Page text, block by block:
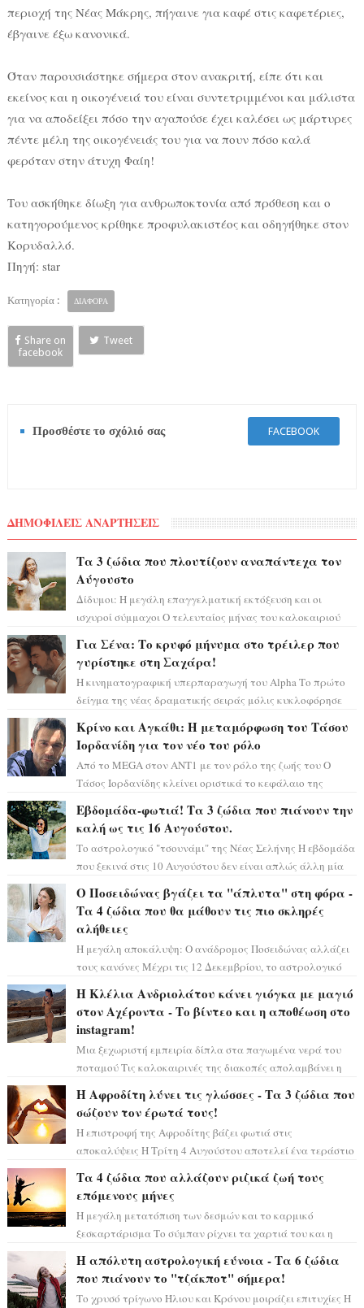
περιοχή της Νέας Μάκρης, πήγαινε για καφέ στις καφετέριες,
έβγαινε έξω κανονικά.
Όταν παρουσιάστηκε σήμερα στον ανακριτή, είπε ότι και
εκείνος και η οικογένειά του είναι συντετριμμένοι και μάλιστα
για να αποδείξει πόσο την αγαπούσε έχει καλέσει ως μάρτυρες
πέντε μέλη της οικογένειάς του για να πουν πόσο καλά
φερόταν στην άτυχη Φαίη!
Του ασκήθηκε δίωξη για ανθρωποκτονία από πρόθεση και ο
κατηγορούμενος κρίθηκε προφυλακιστέος και οδηγήθηκε στον
Κορυδαλλό.
Πηγή: star
Κατηγορία : ΔΙΑΦΟΡΑ
Share on
facebook
Tweet
Προσθέστε το σχόλιό σας FACEBOOK
ΔΗΜΟΦΙΛΕΙΣ ΑΝΑΡΤΗΣΕΙΣ
Τα 3 ζώδια που πλουτίζουν αναπάντεχα τον
Αύγουστο
Δίδυμοι: Η μεγάλη επαγγελματική εκτόξευση και οι
ισχυροί σύμμαχοι Ο τελευταίος μήνας του καλοκαιριού
Για Σένα: Το κρυφό μήνυμα στο τρέιλερ που
γυρίστηκε στη Σαχάρα!
Η κινηματογραφική υπερπαραγωγή του Alpha Το πρώτο
δείγμα της νέας δραματικής σειράς μόλις κυκλοφόρησε
Κρίνο και Αγκάθι: Η μεταμόρφωση του Τάσου
Ιορδανίδη για τον νέο του ρόλο
Από το MEGA στον ΑΝΤ1 με τον ρόλο της ζωής του Ο
Τάσος Ιορδανίδης κλείνει οριστικά το κεφάλαιο της
Εβδομάδα-φωτιά! Τα 3 ζώδια που πιάνουν την
καλή ως τις 16 Αυγούστου.
Το αστρολογικό "τσουνάμι" της Νέας Σελήνης Η εβδομάδα
που ξεκινά στις 10 Αυγούστου δεν είναι απλώς άλλη μία
Ο Ποσειδώνας βγάζει τα "άπλυτα" στη φόρα -
Τα 4 ζώδια που θα μάθουν τις πιο σκληρές
αλήθειες
Η μεγάλη αποκάλυψη: Ο ανάδρομος Ποσειδώνας αλλάζει
τους κανόνες Μέχρι τις 12 Δεκεμβρίου, το αστρολογικό
Η Κλέλια Ανδριολάτου κάνει γιόγκα με μαγιό
στον Αχέροντα - Το βίντεο και η αποθέωση στο
instagram!
Μια ξεχωριστή εμπειρία δίπλα στα παγωμένα νερά του
ποταμού Τις καλοκαιρινές της διακοπές απολαμβάνει η
Η Αφροδίτη λύνει τις γλώσσες - Τα 3 ζώδια που
σώζουν τον έρωτά τους!
Η επιστροφή της Αφροδίτης βάζει φωτιά στις
αποκαλύψεις Η Τρίτη 4 Αυγούστου αποτελεί ένα τεράστιο
Τα 4 ζώδια που αλλάζουν ριζικά ζωή τους
επόμενους μήνες
Η μεγάλη μετατόπιση των δεσμών και το καρμικό
ξεσκαρτάρισμα Το σύμπαν ρίχνει τα χαρτιά του και η
Η απόλυτη αστρολογική εύνοια - Τα 6 ζώδια
που πιάνουν το "τζάκποτ" σήμερα!
Το χρυσό τρίγωνο Ήλιου και Κρόνου μοιράζει επιτυχίες Η